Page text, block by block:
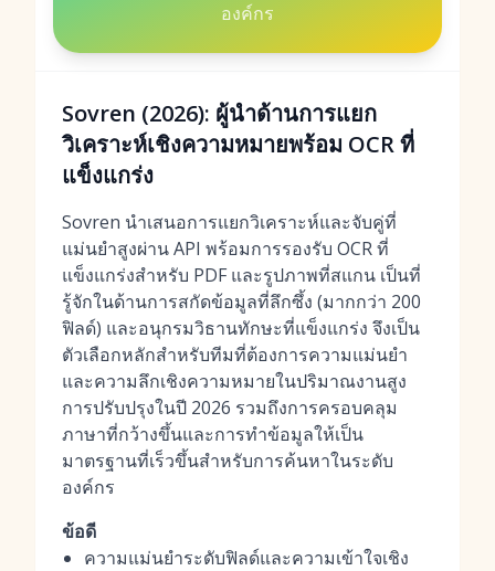
องค์กร
Sovren (2026): ผู้นำด้านการแยก
วิเคราะห์เชิงความหมายพร้อม OCR ที่
แข็งแกร่ง
Sovren นำเสนอการแยกวิเคราะห์และจับคู่ที่
แม่นยำสูงผ่าน API พร้อมการรองรับ OCR ที่
แข็งแกร่งสำหรับ PDF และรูปภาพที่สแกน เป็นที่
รู้จักในด้านการสกัดข้อมูลที่ลึกซึ้ง (มากกว่า 200
ฟิลด์) และอนุกรมวิธานทักษะที่แข็งแกร่ง จึงเป็น
ตัวเลือกหลักสำหรับทีมที่ต้องการความแม่นยำ
และความลึกเชิงความหมายในปริมาณงานสูง
การปรับปรุงในปี 2026 รวมถึงการครอบคลุม
ภาษาที่กว้างขึ้นและการทำข้อมูลให้เป็น
มาตรฐานที่เร็วขึ้นสำหรับการค้นหาในระดับ
องค์กร
ข้อดี
ความแม่นยำระดับฟิลด์และความเข้าใจเชิง